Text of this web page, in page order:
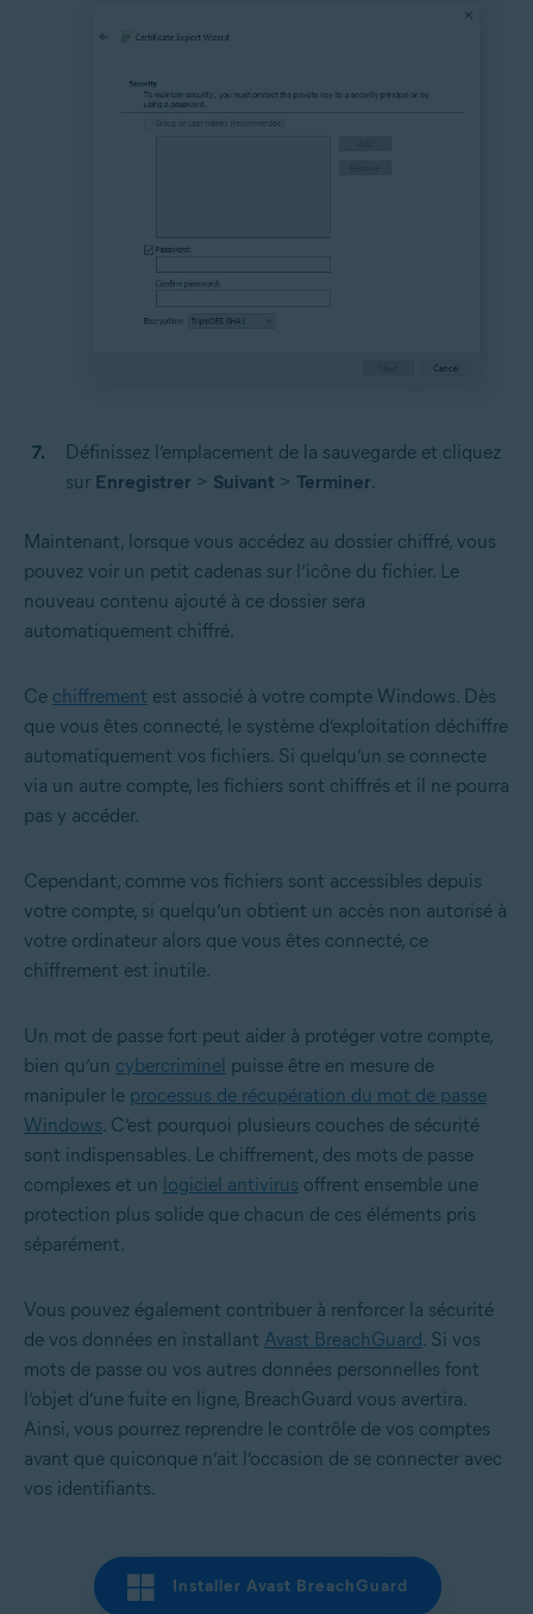
Définissez l’emplacement de la sauvegarde et cliquez
sur Enregistrer > Suivant > Terminer.
Maintenant, lorsque vous accédez au dossier chiffré, vous
pouvez voir un petit cadenas sur l’icône du fichier. Le
nouveau contenu ajouté à ce dossier sera
automatiquement chiffré.
Ce chiffrement est associé à votre compte Windows. Dès
que vous êtes connecté, le système d’exploitation déchiffre
automatiquement vos fichiers. Si quelqu’un se connecte
via un autre compte, les fichiers sont chiffrés et il ne pourra
pas y accéder.
Cependant, comme vos fichiers sont accessibles depuis
votre compte, si quelqu’un obtient un accès non autorisé à
votre ordinateur alors que vous êtes connecté, ce
chiffrement est inutile.
Un mot de passe fort peut aider à protéger votre compte,
bien qu’un cybercriminel puisse être en mesure de
manipuler le processus de récupération du mot de passe
Windows. C’est pourquoi plusieurs couches de sécurité
sont indispensables. Le chiffrement, des mots de passe
complexes et un logiciel antivirus offrent ensemble une
protection plus solide que chacun de ces éléments pris
séparément.
Vous pouvez également contribuer à renforcer la sécurité
de vos données en installant Avast BreachGuard. Si vos
mots de passe ou vos autres données personnelles font
l’objet d’une fuite en ligne, BreachGuard vous avertira.
Ainsi, vous pourrez reprendre le contrôle de vos comptes
avant que quiconque n’ait l’occasion de se connecter avec
vos identifiants.
Installer Avast BreachGuard